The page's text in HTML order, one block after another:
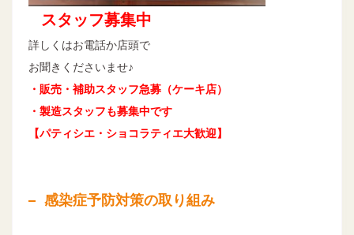
スタッフ募集中
詳しくはお電話か店頭で
お聞きくださいませ♪
・販売・補助スタッフ急募（ケーキ店）
・製造スタッフも募集中です
【パティシエ・ショコラティエ大歓迎】
感染症予防対策の取り組み